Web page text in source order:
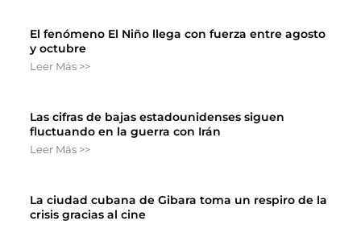
El fenómeno El Niño llega con fuerza entre agosto
y octubre
Leer Más >>
Las cifras de bajas estadounidenses siguen
fluctuando en la guerra con Irán
Leer Más >>
La ciudad cubana de Gibara toma un respiro de la
crisis gracias al cine